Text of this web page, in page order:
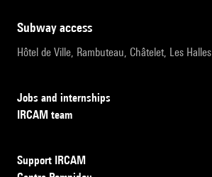
subway access
Hôtel de Ville, Rambuteau, Châtelet, Les Halles
Jobs and internships
IRCAM team
Support IRCAM